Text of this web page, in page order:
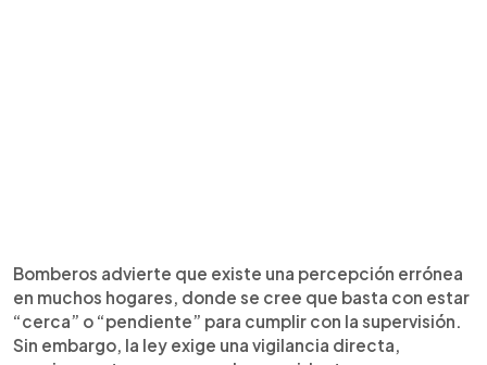
Bomberos advierte que existe una percepción errónea
en muchos hogares, donde se cree que basta con estar
“cerca” o “pendiente” para cumplir con la supervisión.
Sin embargo, la ley exige una vigilancia directa,